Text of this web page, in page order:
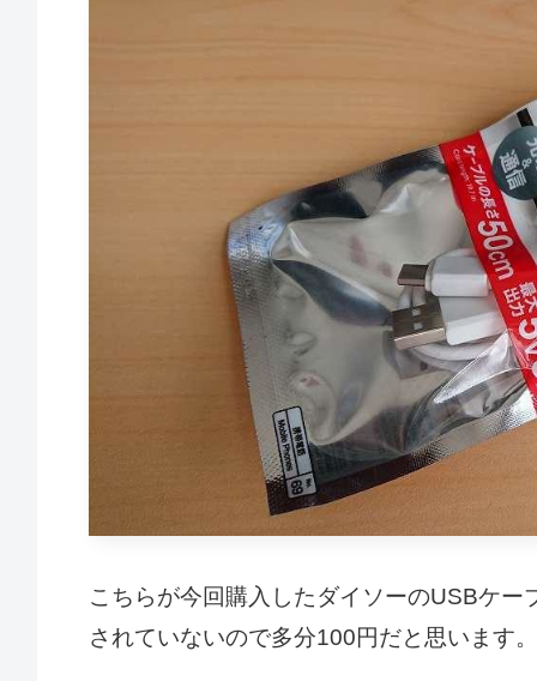
こちらが今回購入したダイソーのUSBケ
されていないので多分100円だと思います。